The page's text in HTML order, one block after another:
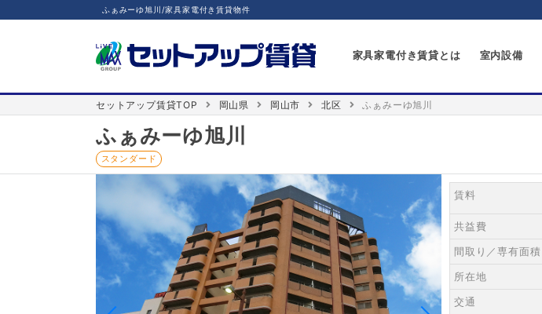
ふぁみーゆ旭川/家具家電付き賃貸物件
家具家電付き賃貸とは 室内設備
セットアップ賃貸TOP 岡山県 岡山市 北区 ふぁみーゆ旭川
ふぁみーゆ旭川
スタンダード
賃料
共益費
間取り／専有面積
所在地
交通